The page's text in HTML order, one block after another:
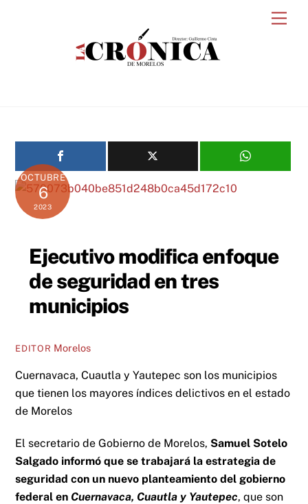
OCTUBRE
6
2023
Ejecutivo modifica enfoque
de seguridad en tres
municipios
EDITOR Morelos
Cuernavaca, Cuautla y Yautepec son los municipios
que tienen los mayores índices delictivos en el estado
de Morelos
El secretario de Gobierno de Morelos, Samuel Sotelo
Salgado informó que se trabajará la estrategia de
seguridad con un nuevo planteamiento del gobierno
federal en Cuernavaca, Cuautla y Yautepec, que son